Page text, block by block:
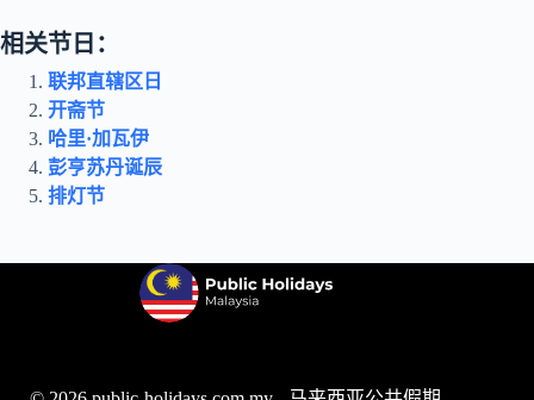
相关节日：
联邦直辖区日
开斋节
哈里·加瓦伊
彭亨苏丹诞辰
排灯节